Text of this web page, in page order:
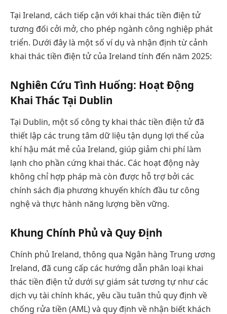
Tại Ireland, cách tiếp cận với khai thác tiền điện tử
tương đối cởi mở, cho phép ngành công nghiệp phát
triển. Dưới đây là một số ví dụ và nhận định từ cảnh
khai thác tiền điện tử của Ireland tính đến năm 2025:
Nghiên Cứu Tình Huống: Hoạt Động
Khai Thác Tại Dublin
Tại Dublin, một số công ty khai thác tiền điện tử đã
thiết lập các trung tâm dữ liệu tận dụng lợi thế của
khí hậu mát mẻ của Ireland, giúp giảm chi phí làm
lạnh cho phần cứng khai thác. Các hoạt động này
không chỉ hợp pháp mà còn được hỗ trợ bởi các
chính sách địa phương khuyến khích đầu tư công
nghệ và thực hành năng lượng bền vững.
Khung Chính Phủ và Quy Định
Chính phủ Ireland, thông qua Ngân hàng Trung ương
Ireland, đã cung cấp các hướng dẫn phân loại khai
thác tiền điện tử dưới sự giám sát tương tự như các
dịch vụ tài chính khác, yêu cầu tuân thủ quy định về
chống rửa tiền (AML) và quy định về nhận biết khách